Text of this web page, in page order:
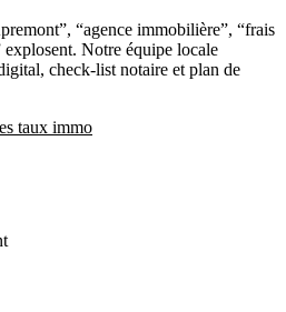
“agence immobilière”, “frais
Notre équipe locale
check-list notaire et plan de
taux immo